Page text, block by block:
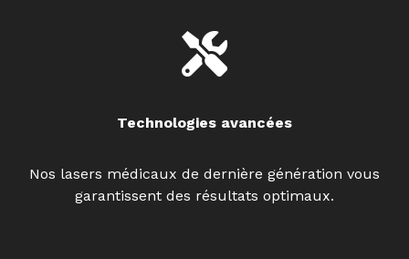
Technologies avancées
Nos lasers médicaux de dernière génération vous
garantissent des résultats optimaux.